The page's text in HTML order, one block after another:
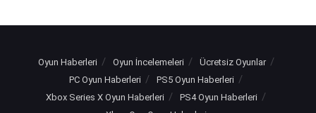
Oyun Haberleri Oyun İncelemeleri
Ücretsiz Oyunlar
PC Oyun Haberleri
PS5 Oyun Haberleri
Xbox Series X Oyun Haberleri
PS4 Oyun Haberleri